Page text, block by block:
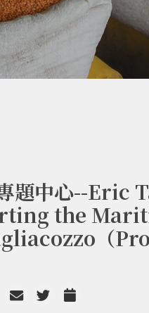
題中心--Eric
the
（
emailTwitterAdd to Calendar